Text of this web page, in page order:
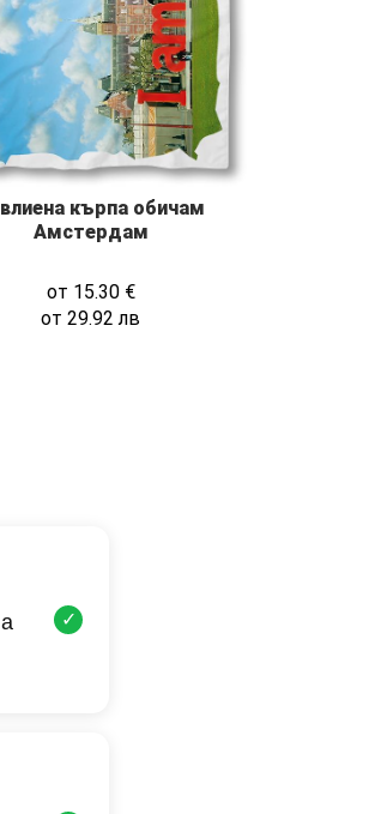
кърпа обичам
Амстердам
от 15.30 €
от29.92лв
✓